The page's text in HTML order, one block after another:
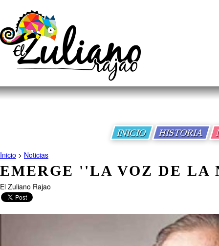
INICIO HISTORIA
Inicio > Noticias
EMERGE ''LA VOZ DE LA
El Zuliano Rajao